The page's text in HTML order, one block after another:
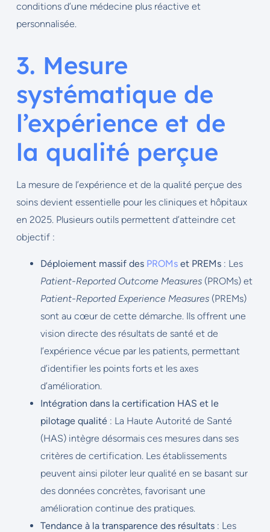
conditions d’une médecine plus réactive et
personnalisée.
3. Mesure
systématique de
l’expérience et de
la qualité perçue
La mesure de l’expérience et de la qualité perçue des
soins devient essentielle pour les cliniques et hôpitaux
en 2025. Plusieurs outils permettent d’atteindre cet
objectif :
Déploiement massif des PROMset PREMs: Les
Patient-Reported Outcome Measures(PROMs) et
Patient-Reported Experience Measures(PREMs)
sont au cœur de cette démarche. Ils offrent une
vision directe des résultats de santé et de
l’expérience vécue par les patients, permettant
d’identifier les points forts et les axes
d’amélioration.
Intégration dans la certification HAS et le
pilotage qualité: La Haute Autorité de Santé
(HAS) intègre désormais ces mesures dans ses
critères de certification. Les établissements
peuvent ainsi piloter leur qualité en se basant sur
des données concrètes, favorisant une
amélioration continue des pratiques.
Tendance à la transparence des résultats: Les